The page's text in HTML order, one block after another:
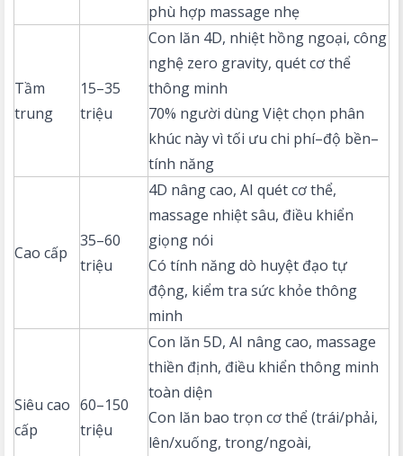
phù hợp massage nhẹ
Tầm
trung
15–35
triệu
Con lăn 4D, nhiệt hồng ngoại, công
nghệ zero gravity, quét cơ thể
thông minh
70% người dùng Việt chọn phân
khúc này vì tối ưu chi phí–độ bền–
tính năng
Cao cấp
35–60
triệu
4D nâng cao, AI quét cơ thể,
massage nhiệt sâu, điều khiển
giọng nói
Có tính năng dò huyệt đạo tự
động, kiểm tra sức khỏe thông
minh
Siêu cao
cấp
60–150
triệu
Con lăn 5D, AI nâng cao, massage
thiền định, điều khiển thông minh
toàn diện
Con lăn bao trọn cơ thể (trái/phải,
lên/xuống, trong/ngoài,